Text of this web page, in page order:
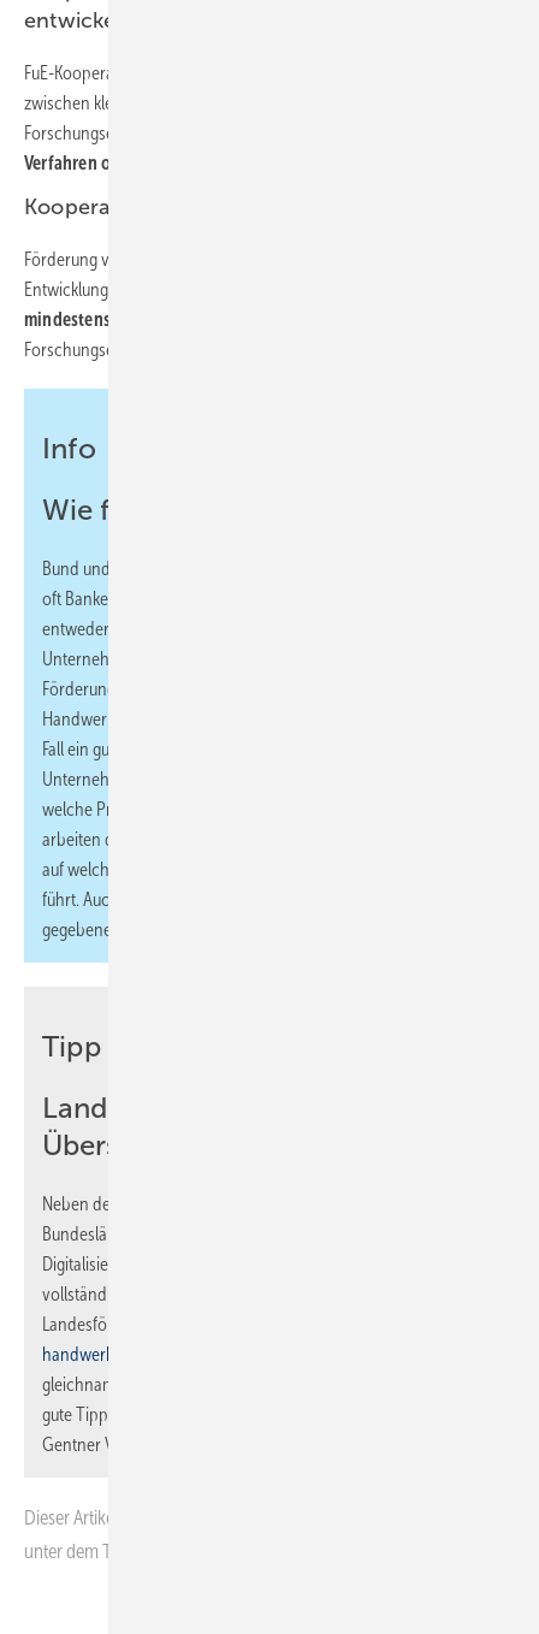
entwickeln gemeinsam
FuE-Kooperationsprojekte (technologie- und branchenunabhängig)
zwischen kleinen und mittleren Unternehmen sowie KMU und
Forschungseinrichtungen zur Entwicklung neuartiger
Verfahren oder technischer Dienstleistungen.
Kooperationsnetzwerke
Förderung von Netzwerk-Management-Dienstleistungen und der
Entwicklungsprojekte des Netzwerks. Die Netzwerke bestehen aus
mindestens sechs KMU sowie weiteren möglichen Partnern
Forschungseinrichtungen, Großunternehmen etc.
Info
Wie funktioniert Förderung?
Bund und Länder setzen zur Abwicklung ihrer Förderprogramme
oft Banken als Projektträger ein. Die Antragstellung erfolgt
entweder über die Hausbank oder über freie
Unternehmensberater, die auch die Antragstellung der jeweiligen
Förderung übernehmen. Beratungen sind auch über die
Handwerkskammern möglich. Professionelle Hilfe ist auf jeden
Fall ein guter Weg, um eine Förderung zu bekommen. Freie
Unternehmensberater unterstützen und helfen bei der Analyse,
welche Prozesse im Unternehmen digitalisiert werden sollen. Sie
arbeiten dann mit Ihnen gemeinsam eine Strategie aus, die zeigt,
auf welchem Weg die Digitalisierung Ihr Unternehmen zum Erfolg
führt. Auch diese Leistungen externer Experten sind
gegebenenfalls förderwürdig!
Tipp
Landesfördermittel in der PDF-
Übersicht
Neben den Bundesfördermitteln haben noch einige
Bundesländer jeweils eigene Landes-Fördertöpfe rund um die
Digitalisierung in (Handwerks-)Unternehmen aufgestellt. Die
vollständige PDF-Sammlung aller Angebote (Bundes- plus
Landesfördermittel) ist abrufbar unter
handwerk-digital.de/downloads
gleichnamigen Initiative bietet Handwerksunternehmern viele
gute Tipps rund ums Thema Digitalisierung. Die SBZ und der
Gentner Verlag sind Partner der Initiative.
Dieser Artikel erschien zuerst in der Heftausgabe 05-2021 der SBZ
unter dem Titel „Fördergelder einrechnen“.